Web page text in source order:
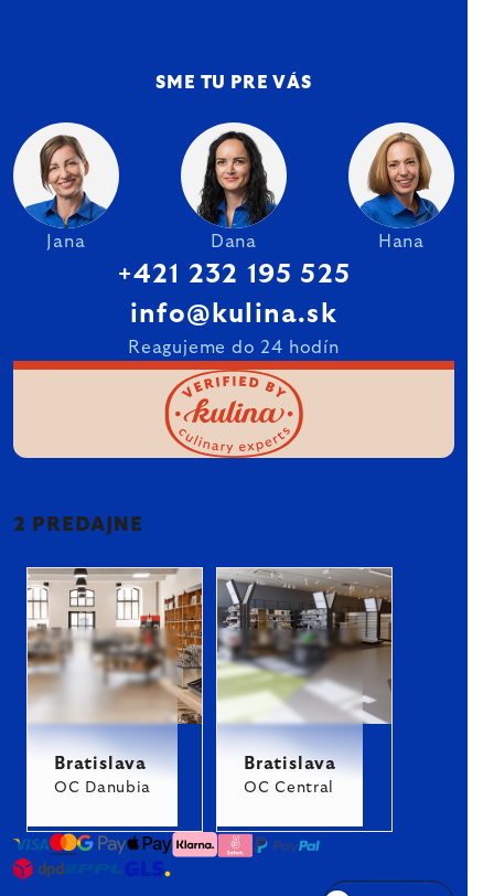
SME TU PRE VÁS
Jana Dana Hana
+421 232 195 525
info@kulina.sk
Reagujeme do 24 hodín
2 PREDAJNE
Bratislava
OC Danubia
Bratislava
OC Central